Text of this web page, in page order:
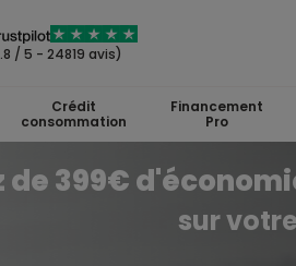
/ 5 - 24819 avis)
Crédit
consommation
Financement
Pro
399€
sur